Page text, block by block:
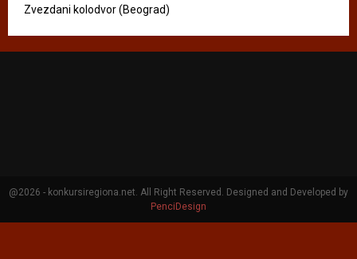
Zvezdani kolodvor (Beograd)
@2026 - konkursiregiona.net. All Right Reserved. Designed and Developed by
PenciDesign